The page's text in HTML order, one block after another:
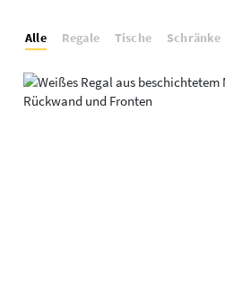
Alle Regale Tische Schränke